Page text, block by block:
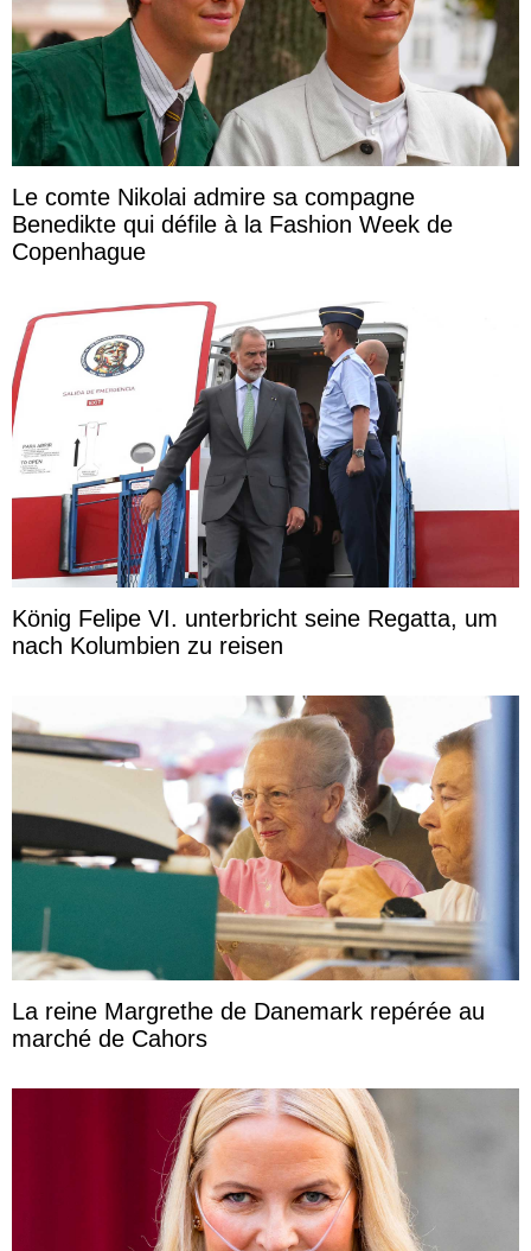
Le comte Nikolai admire sa compagne
Benedikte qui défile à la Fashion Week de
Copenhague
König Felipe VI. unterbricht seine Regatta, um
nach Kolumbien zu reisen
La reine Margrethe de Danemark repérée au
marché de Cahors